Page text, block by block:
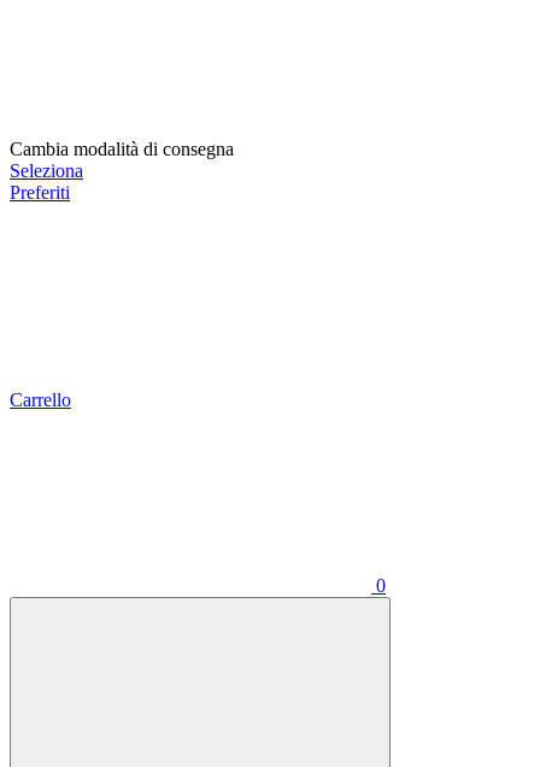
Cambia modalità di consegna
Seleziona
Preferiti
Carrello
0